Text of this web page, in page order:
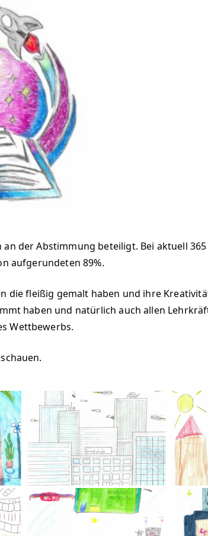
der Abstimmung beteiligt. Bei aktuell
aufgerundeten 89%.
die fleißig gemalt haben und ihre
haben und natürlich auch allen
Wettbewerbs.